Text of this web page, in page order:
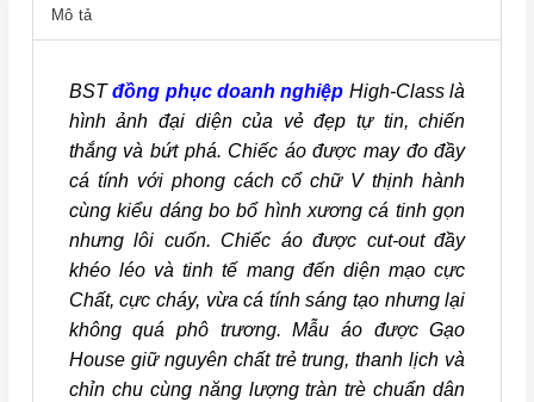
Mô tả
BSTđồng phục doanh nghiệp High-Class là
hình ảnh đại diện của vẻ đẹp tự tin, chiến
thắng và bứt phá. Chiếc áo được may đo đầy
cá tính với phong cách cổ chữ V thịnh hành
cùng kiểu dáng bo bổ hình xương cá tinh gọn
nhưng lôi cuốn. Chiếc áo được cut-out đầy
khéo léo và tinh tế mang đến diện mạo cực
Chất, cực cháy, vừa cá tính sáng tạo nhưng lại
không quá phô trương. Mẫu áo được Gạo
House giữ nguyên chất trẻ trung, thanh lịch và
chỉn chu cùng năng lượng tràn trè chuẩn dân